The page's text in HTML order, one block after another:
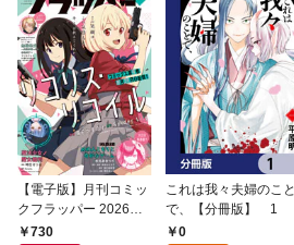
【電子版】月刊コミッ
クフラッパー 2026年9
月号730
これは我々夫婦のこと
で、【分冊版】 1
0